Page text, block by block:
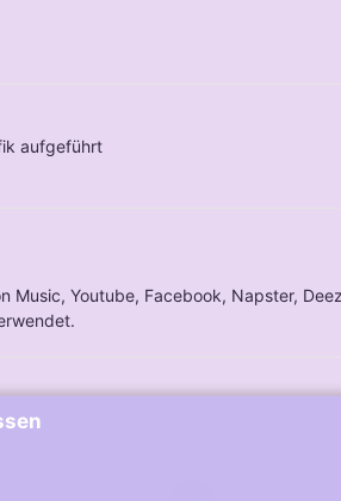
aufgeführt
Youtube, Facebook, Napster,